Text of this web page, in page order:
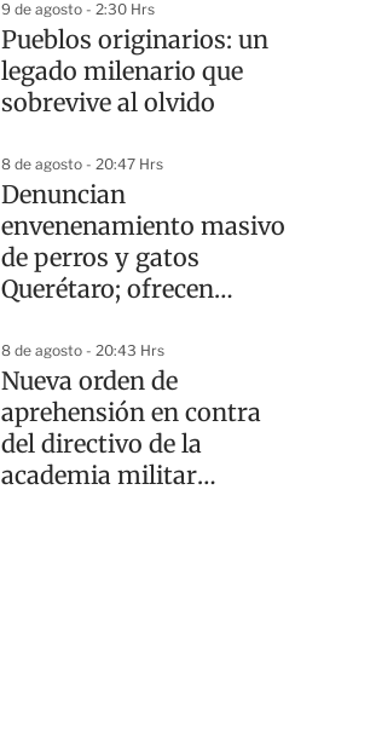
9 de agosto - 2:30 Hrs
Pueblos originarios: un
legado milenario que
sobrevive al olvido
8 de agosto - 20:47 Hrs
Denuncian
envenenamiento masivo
de perros y gatos
Querétaro; ofrecen
responsable
8 de agosto - 20:43 Hrs
Nueva orden de
aprehensión en contra
del directivo de la
academia militar